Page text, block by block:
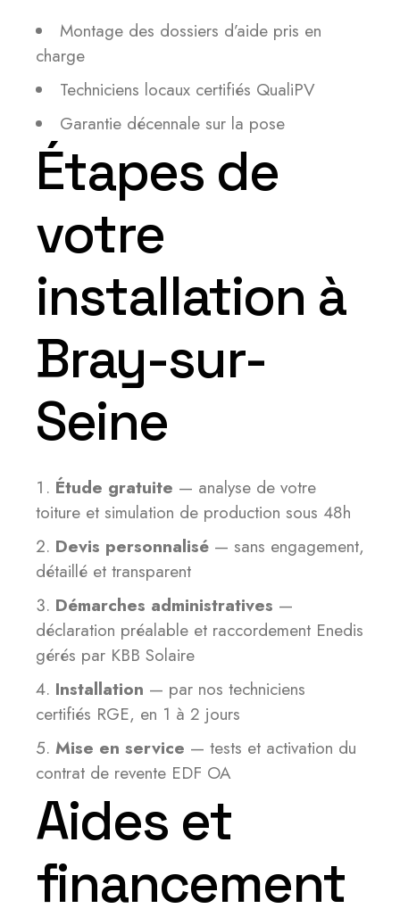
Montage des dossiers d’aide pris en
charge
Techniciens locaux certifiés QualiPV
Garantie décennale sur la pose
Étapes de
votre
installation à
Bray-sur-
Seine
Étude gratuite — analyse de votre
toiture et simulation de production sous 48h
Devis personnalisé — sans engagement,
détaillé et transparent
Démarches administratives —
déclaration préalable et raccordement Enedis
gérés par KBB Solaire
Installation — par nos techniciens
certifiés RGE, en 1 à 2 jours
Mise en service — tests et activation du
contrat de revente EDF OA
Aides et
financement